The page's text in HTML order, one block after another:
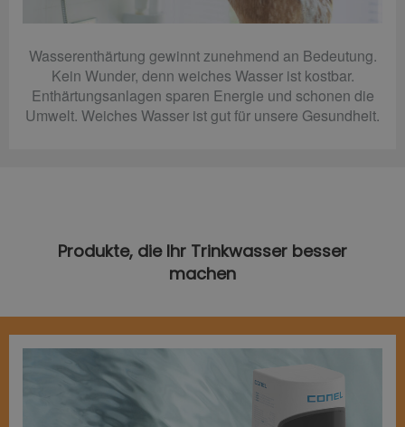
Wasserenthärtung gewinnt zunehmend an Bedeutung.
Kein Wunder, denn weiches Wasser ist kostbar.
Enthärtungsanlagen sparen Energie und schonen die
Umwelt. Weiches Wasser ist gut für unsere Gesundheit.
Produkte, die Ihr Trinkwasser besser
machen